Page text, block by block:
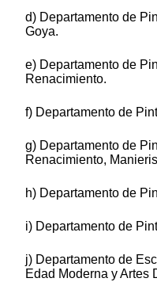
d) Departamento de
Goya.
e) Departamento de
Renacimiento.
f) Departamento de
g) Departamento de
Renacimiento,
h) Departamento de
i) Departamento de
j) Departamento de
Edad Moderna y Artes